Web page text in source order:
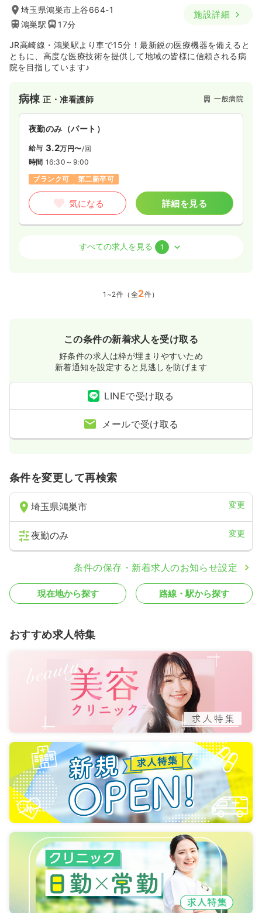
埼玉県鴻巣市上谷664-1
鴻巣駅
17分
施設詳細
JR高崎線・鴻巣駅より車で15分！最新鋭の医療機器を備えると
ともに、高度な医療技術を提供して地域の皆様に信頼される病
院を目指しています♪
病棟正・准看護師 一般病院
夜勤のみ（パート）
給与 3.2万円〜/回
時間 16:30～9:00
ブランク可
第二新卒可
気になる 詳細を見る
正・准看護師
お問い合わせください
気になる 詳細を見る
すべての求人を見る 1
1~2件（全2件）
この条件の新着求人を受け取る
好条件の求人は枠が埋まりやすいため
新着通知を設定すると見逃しを防げます
LINEで受け取る
メールで受け取る
条件を変更して再検索
埼玉県鴻巣市 変更
夜勤のみ 変更
条件の保存・新着求人のお知らせ設定
現在地から探す 路線・駅から探す
おすすめ求人特集